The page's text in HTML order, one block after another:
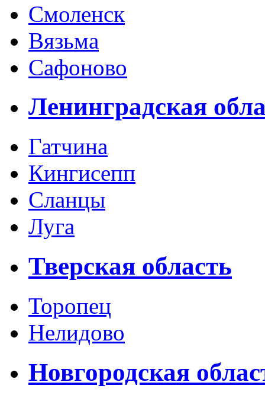
Смоленск
Вязьма
Сафоново
Ленинградская
Гатчина
Кингисепп
Сланцы
Луга
Тверская область
Торопец
Нелидово
Новгородская